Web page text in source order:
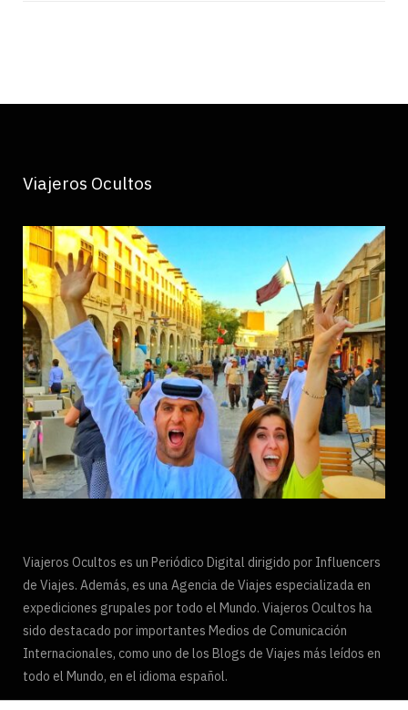
Viajeros Ocultos
Viajeros Ocultos es un Periódico Digital dirigido por Influencers
de Viajes. Además, es una Agencia de Viajes especializada en
expediciones grupales por todo el Mundo. Viajeros Ocultos ha
sido destacado por importantes Medios de Comunicación
Internacionales, como uno de los Blogs de Viajes más leídos en
todo el Mundo, en el idioma español.